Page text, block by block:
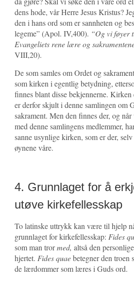
dens hode, vår Herre Jesus Kristus?
den i hans ord som er sannheten og
legeme” (Apol. IV,400). “Og vi føyer
Evangeliets rene lære og
VIII,20).
De som samles om Ordet og
som kirken i egentlig betydning,
finnes blant disse bekjennerne. Kirken
er derfor skjult i denne samlingen om
sakrament. Men den finnes der, og
med denne samlingens medlemmer,
sanne usynlige kirken, som er der,
øynene våre.
4. Grunnlaget for å
utøve kirkefellesskap
To latinske uttrykk kan være til hjelp
grunnlaget for kirkefellesskap: Fides
som man trormed, altså den
hjertet. Fides quaebetegner den troen
de lærdommer som læres i Guds ord.